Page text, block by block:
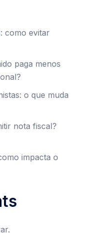
como evitar
paga menos
o que muda
nota fiscal?
impacta o